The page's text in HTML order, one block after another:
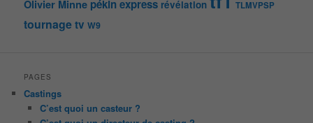
Olivier Minne pékin express révélation TLMVPSP
tournagetv W9
PAGES
Castings
C’est quoi un casteur ?